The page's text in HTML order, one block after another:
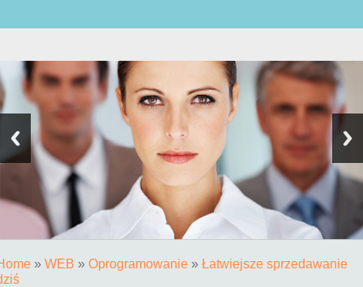
» WEB » Oprogramowanie » Łatwiejsze sprzedawanie